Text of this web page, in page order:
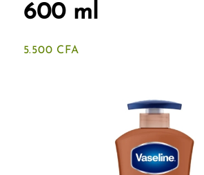
600 ml
5.500 CFA